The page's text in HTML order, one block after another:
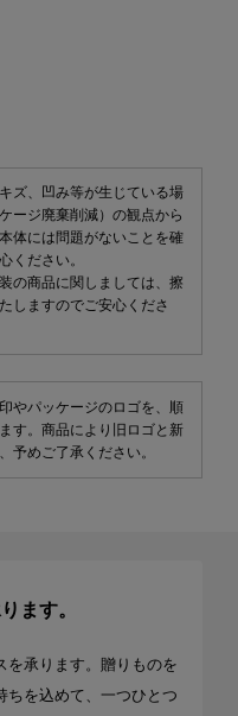
ズ、凹み等が生じている場
ージ廃棄削減）の観点から
体には問題がないことを確
ください。
の商品に関しましては、擦
しますのでご安心くださ
やパッケージのロゴを、順
す。商品により旧ロゴと新
予めご了承ください。
ます。
を承ります。贈りものを
ちを込めて、一つひとつ